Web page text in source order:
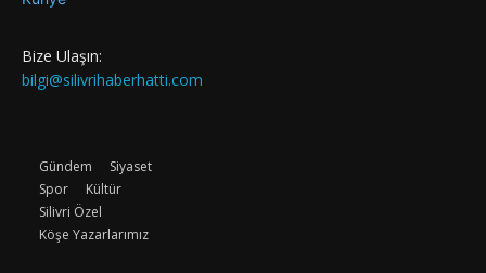
Bize Ulaşın:
bilgi@silivrihaberhatti.com
Gündem
Siyaset
Spor
Kültür
Silivri Özel
Köşe Yazarlarımız